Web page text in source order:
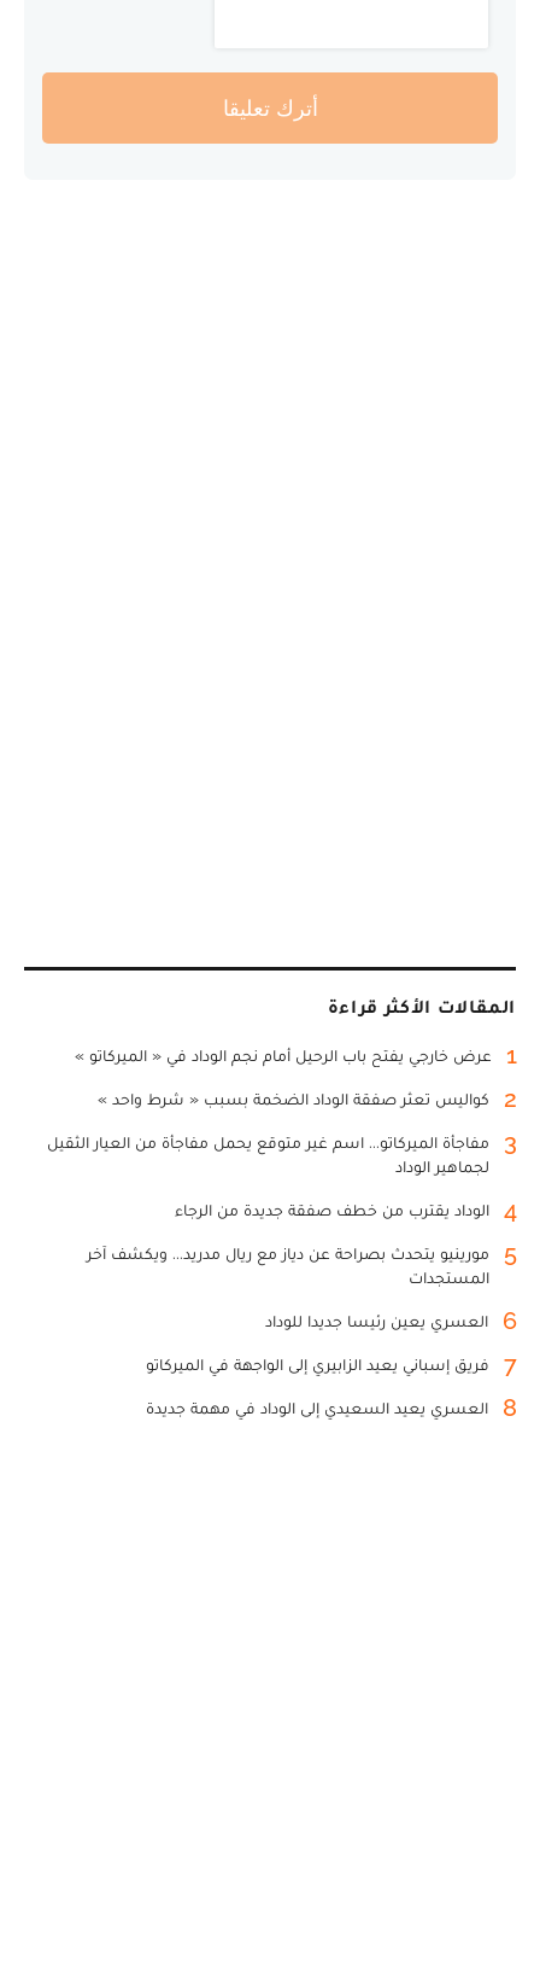
أترك تعليقا
المقالات الأكثر قراءة
1 عرض خارجي يفتح باب الرحيل أمام نجم الوداد في « الميركاتو »
2 كواليس تعثر صفقة الوداد الضخمة بسبب « شرط واحد »
3
مفاجأة الميركاتو... اسم غير متوقع يحمل مفاجأة من العيار الثقيل
لجماهير الوداد
4 الوداد يقترب من خطف صفقة جديدة من الرجاء
5
مورينيو يتحدث بصراحة عن دياز مع ريال مدريد... ويكشف آخر
المستجدات
6 العسري يعين رئيسا جديدا للوداد
7 فريق إسباني يعيد الزابيري إلى الواجهة في الميركاتو
8 العسري يعيد السعيدي إلى الوداد في مهمة جديدة